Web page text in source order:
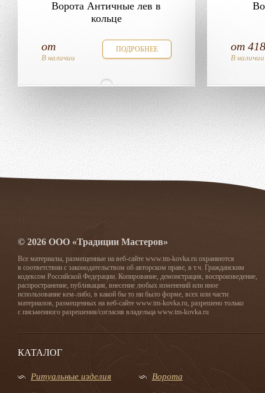
Ворота Античные лев в
кольце
от
В наличии
ПОДРОБНЕЕ от
В наличии
© 2026 ООО «Традиции Мастеров»
Все материалы, размещенные на веб-сайте www.tm-kovka.ru охраняются
в соответствии с законодательством об авторском праве, в т.ч. Гражданским
кодексом Российской Федерации. Копирование, демонстрация, воспроизведение,
распространение, публикация, внесение любых изменений или иное
использование кем-либо, в какой бы то ни было форме, всех или части
материалов, размещенных на веб-сайте www.tm-kovka.ru, разрешено только
с письменного разрешения/согласия владельца www.tm-kovka.ru
КАТАЛОГ
Ритуальные изделия Ворота